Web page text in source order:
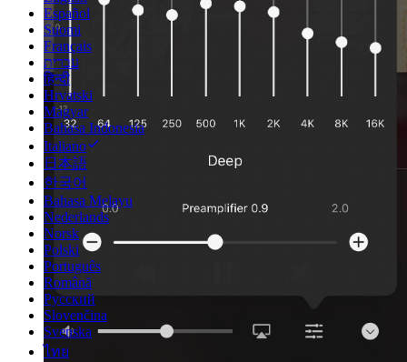
Español
Suomi
Français
עברית
हिन्दी
Hrvatski
Magyar
Bahasa Indonesia
Italiano
日本語
한국어
Bahasa Melayu
Nederlands
Norsk
Polski
Português
Română
Русский
Slovenčina
Svenska
ไทย